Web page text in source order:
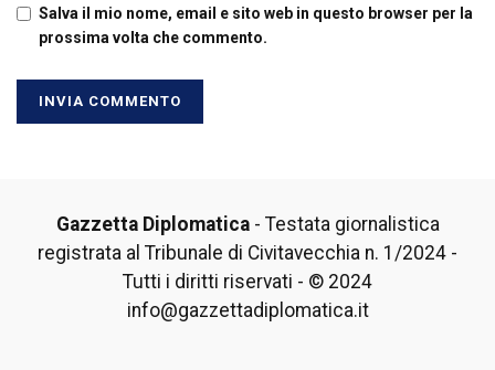
Salva il mio nome, email e sito web in questo browser per la
prossima volta che commento.
Gazzetta Diplomatica- Testata giornalistica
registrata al Tribunale di Civitavecchia n. 1/2024 -
Tutti i diritti riservati - © 2024
info@gazzettadiplomatica.it